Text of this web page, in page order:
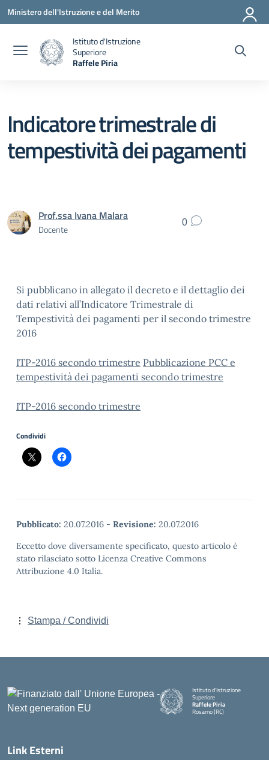
Ministero dell'Istruzione e del Merito
Istituto d'Istruzione
Superiore
Raffele Piria
Indicatore trimestrale di
tempestività dei pagamenti
Prof.ssa Ivana Malara
Docente
0
Si pubblicano in allegato il decreto e il dettaglio dei
dati relativi all’Indicatore Trimestrale di
Tempestività dei pagamenti per il secondo trimestre
2016
ITP-2016 secondo trimestre Pubblicazione PCC e
tempestività dei pagamenti secondo trimestre
ITP-2016 secondo trimestre
Condividi
Pubblicato: 20.07.2016 - Revisione: 20.07.2016
Eccetto dove diversamente specificato, questo articolo è
stato rilasciato sotto Licenza Creative Commons
Attribuzione 4.0 Italia.
Stampa / Condividi
Istituto d'Istruzione
Superiore
Raffele Piria
Rosarno (RC)
Link Esterni